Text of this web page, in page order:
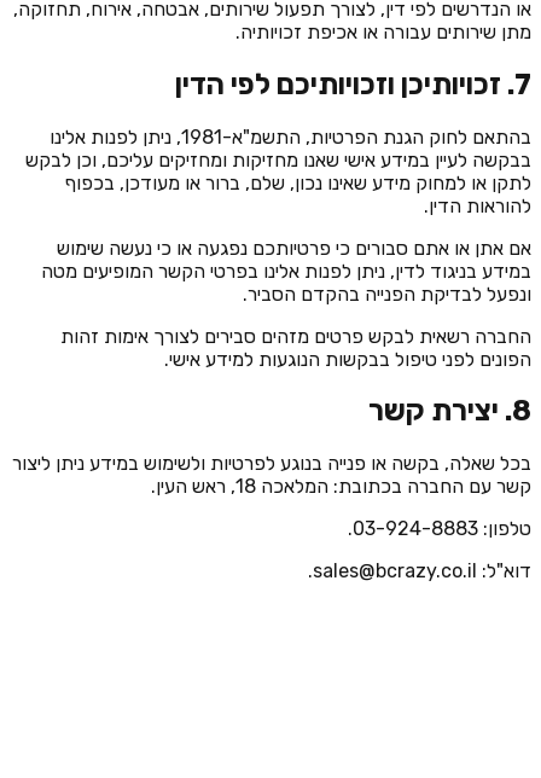
או הנדרשים לפי דין, לצורך תפעול שירותים, אבטחה, אירוח, תחזוקה,
מתן שירותים עבורה או אכיפת זכויותיה.
7. זכויותיכן וזכויותיכם לפי הדין
בהתאם לחוק הגנת הפרטיות, התשמ"א-1981, ניתן לפנות אלינו
בבקשה לעיין במידע אישי שאנו מחזיקות ומחזיקים עליכם, וכן לבקש
לתקן או למחוק מידע שאינו נכון, שלם, ברור או מעודכן, בכפוף
להוראות הדין.
אם אתן או אתם סבורים כי פרטיותכם נפגעה או כי נעשה שימוש
במידע בניגוד לדין, ניתן לפנות אלינו בפרטי הקשר המופיעים מטה
ונפעל לבדיקת הפנייה בהקדם הסביר.
החברה רשאית לבקש פרטים מזהים סבירים לצורך אימות זהות
הפונים לפני טיפול בבקשות הנוגעות למידע אישי.
8. יצירת קשר
בכל שאלה, בקשה או פנייה בנוגע לפרטיות ולשימוש במידע ניתן ליצור
קשר עם החברה בכתובת: המלאכה 18, ראש העין.
טלפון: 03-924-8883.
דוא"ל: sales@bcrazy.co.il.